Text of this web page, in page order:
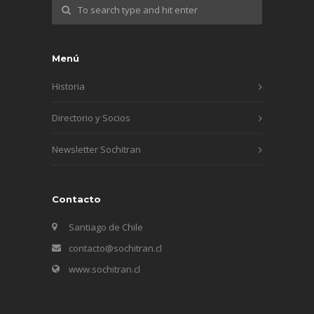
Menú
Historia
Directorio y Socios
Newsletter Sochitran
Contacto
Santiago de Chile
contacto@sochitran.cl
www.sochitran.cl